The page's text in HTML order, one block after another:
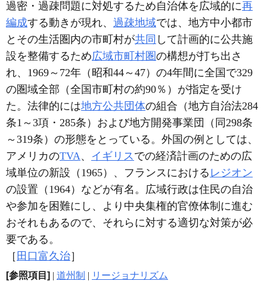
過密・過疎問題に対処するため自治体を広域的に再
編成する動きが現れ、 過疎地域では、地方中小都市
とその生活圏内の市町村が共同 して計画的に公共施
設を整備するため広域市町村圏の構想が打ち出さ
れ、1969～72年（昭和44～47）の4年間に全国で329
の圏域全部（全国市町村の約90％）が指定を受け
た。法律的には地方公共団体の組合（地方自治法284
条1～3項・285条）および地方開発事業団（同298条
～319条）の形態をとっている。外国の例としては、
アメリカのTVA、 イギリスでの経済計画のための広
域単位の新設（1965）、フランスにおける レジオン
の設置（1964）などが有名。広域行政は住民の自治
や参加を困難にし、より中央集権的官僚体制に進む
おそれもあるので、それらに対する適切な対策が必
要である。
［ 田口富久治］
[参照項目] | 道州制 | リージョナリズム